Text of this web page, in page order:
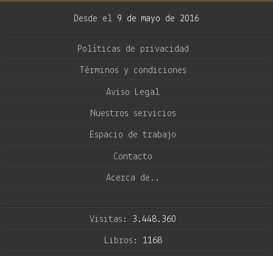
Desde el 9 de mayo de 2016
Políticas de privacidad
Términos y condiciones
Aviso Legal
Nuestros servicios
Espacio de trabajo
Contacto
Acerca de..
Visitas: 3.448.360
Libros: 1168